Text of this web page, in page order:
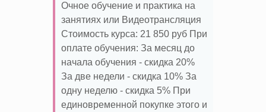
Очное обучение и практика на
занятиях или Видеотрансляция
Стоимость курса: 21 850 руб При
оплате обучения: За месяц до
начала обучения - скидка 20%
За две недели - скидка 10% За
одну неделю - скидка 5% При
единовременной покупке этого и